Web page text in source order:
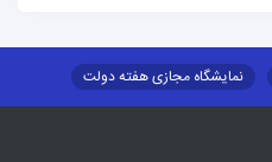
نمایشگاه مجازی هفته دولت